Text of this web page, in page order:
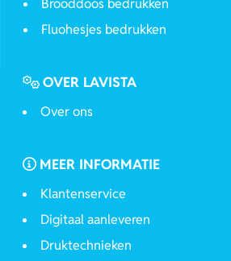
Brooddoos bedrukken
Fluohesjes bedrukken
OVER LAVISTA
Over ons
MEER INFORMATIE
Klantenservice
Digitaal aanleveren
Druktechnieken